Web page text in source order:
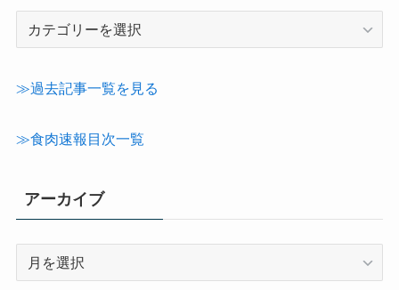
テ
≫過去記事一覧を見る
≫食肉速報目次一覧
アーカイブ